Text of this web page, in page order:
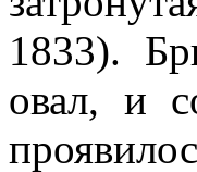
1833).
овал, и